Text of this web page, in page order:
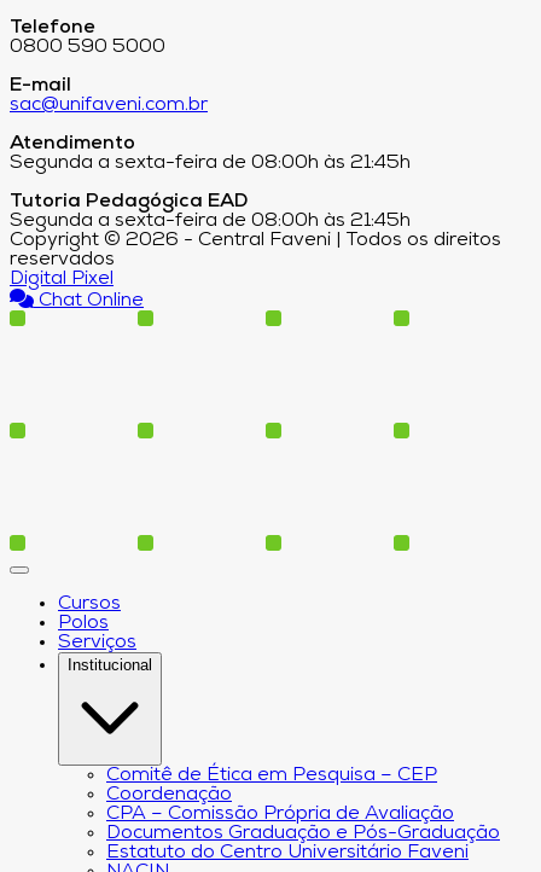
Telefone
0800 590 5000
E-mail
sac@unifaveni.com.br
Atendimento
Segunda a sexta-feira de 08:00h às 21:45h
Tutoria Pedagógica EAD
Segunda a sexta-feira de 08:00h às 21:45h
Copyright © 2026 - Central Faveni | Todos os direitos
reservados
Digital Pixel
Chat Online
Cursos
Polos
Serviços
Institucional
Comitê de Ética em Pesquisa – CEP
Coordenação
CPA – Comissão Própria de Avaliação
Documentos Graduação e Pós-Graduação
Estatuto do Centro Universitário Faveni